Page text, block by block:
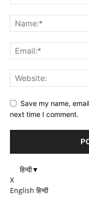
Save my name,
next time I comment.
हिन्दी▼
X
English हिन्दी